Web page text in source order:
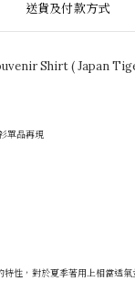
送貨及付款方式
Shirt ( Japan
單品再現
性，對於夏季著用上相當透氣